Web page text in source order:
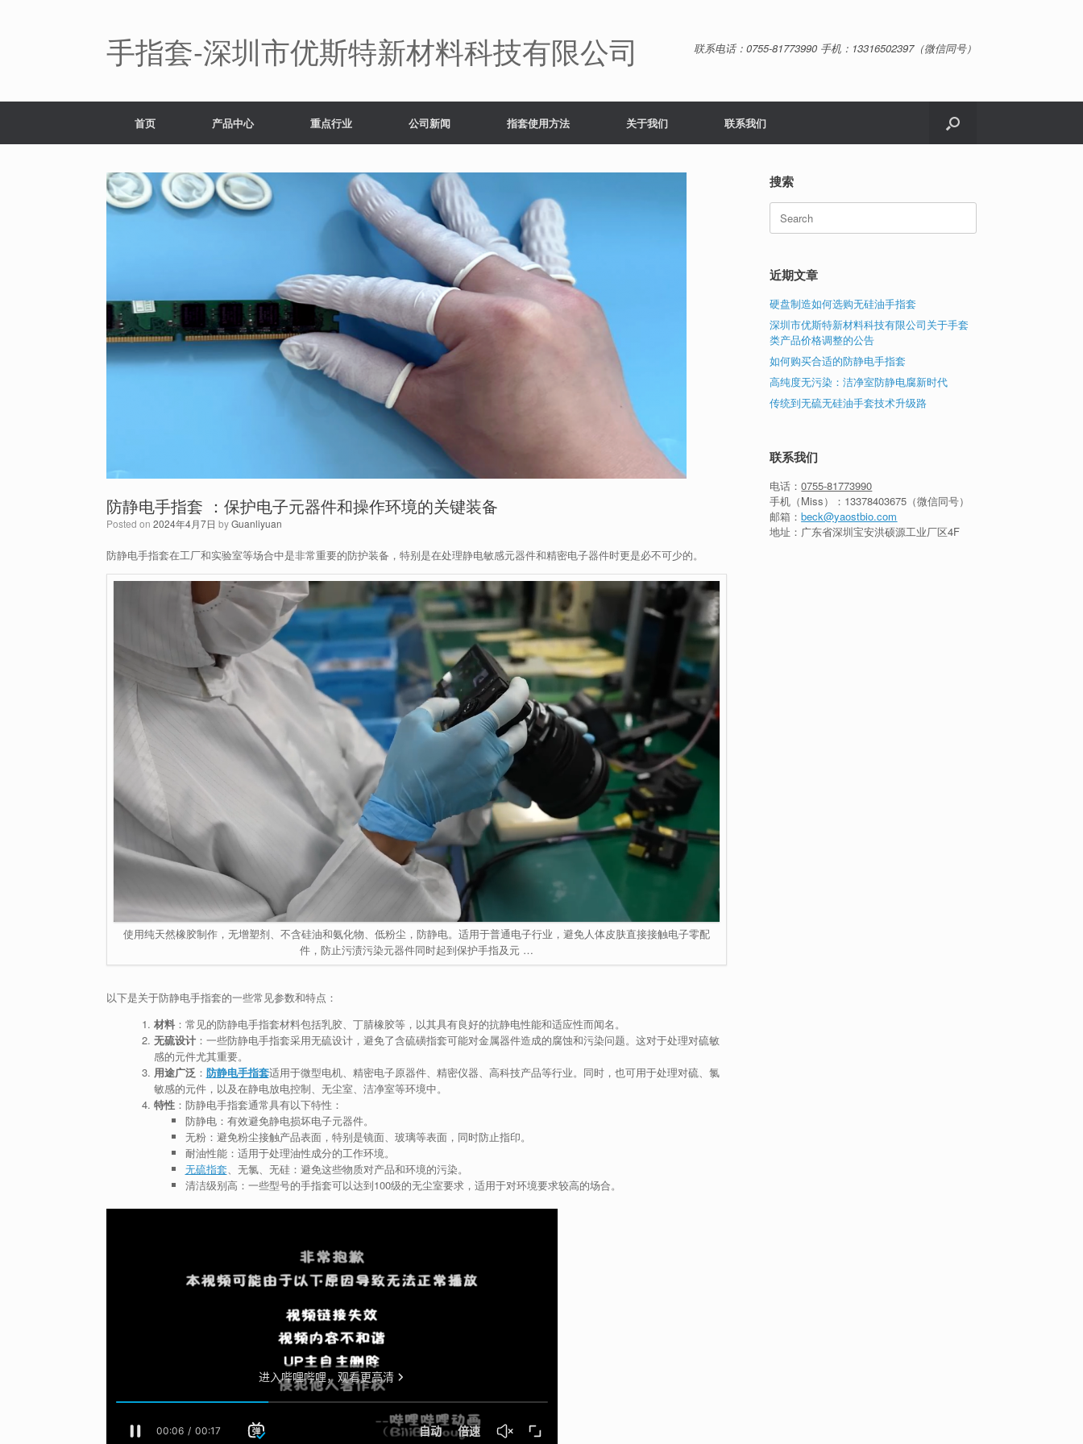
手指套-深圳市优斯特新材料科技有限公司 联系电话：0755-81773990 手机：13316502397（微信同号）
首页 产品中心 重点行业 公司新闻 指套使用方法 关于我们 联系我们
防静电手指套 ：保护电子元器件和操作环境的关键装备
Posted on 2024年4月7日 byGuanliyuan
防静电手指套在工厂和实验室等场合中是非常重要的防护装备，特别是在处理静电敏感元器件和精密电子器件时更是必不可少的。
使用纯天然橡胶制作，无增塑剂、不含硅油和氨化物、低粉尘，防静电。适用于普通电子行业，避免人体皮肤直接接触电子零配
件，防止污渍污染元器件同时起到保护手指及元 …
以下是关于防静电手指套的一些常见参数和特点：
材料：常见的防静电手指套材料包括乳胶、丁腈橡胶等，以其具有良好的抗静电性能和适应性而闻名。
无硫设计：一些防静电手指套采用无硫设计，避免了含硫磺指套可能对金属器件造成的腐蚀和污染问题。这对于处理对硫敏
感的元件尤其重要。
用途广泛 ： 防静电手指套适用于微型电机、精密电子原器件、精密仪器、高科技产品等行业。同时，也可用于处理对硫、氯
敏感的元件，以及在静电放电控制、无尘室、洁净室等环境中。
特性：防静电手指套通常具有以下特性：
防静电：有效避免静电损坏电子元器件。
无粉：避免粉尘接触产品表面，特别是镜面、玻璃等表面，同时防止指印。
耐油性能：适用于处理油性成分的工作环境。
无硫指套、无氯、无硅：避免这些物质对产品和环境的污染。
清洁级别高：一些型号的手指套可以达到100级的无尘室要求，适用于对环境要求较高的场合。
搜索
Search
for:
近期文章
硬盘制造如何选购无硅油手指套
深圳市优斯特新材料科技有限公司关于手套
类产品价格调整的公告
如何购买合适的防静电手指套
高纯度无污染：洁净室防静电腐新时代
传统到无硫无硅油手套技术升级路
联系我们
电话：0755-81773990
手机（Miss）： 13378403675 （微信同号）
邮箱：beck@yaostbio.com
地址：广东省深圳宝安洪硕源工业厂区4F